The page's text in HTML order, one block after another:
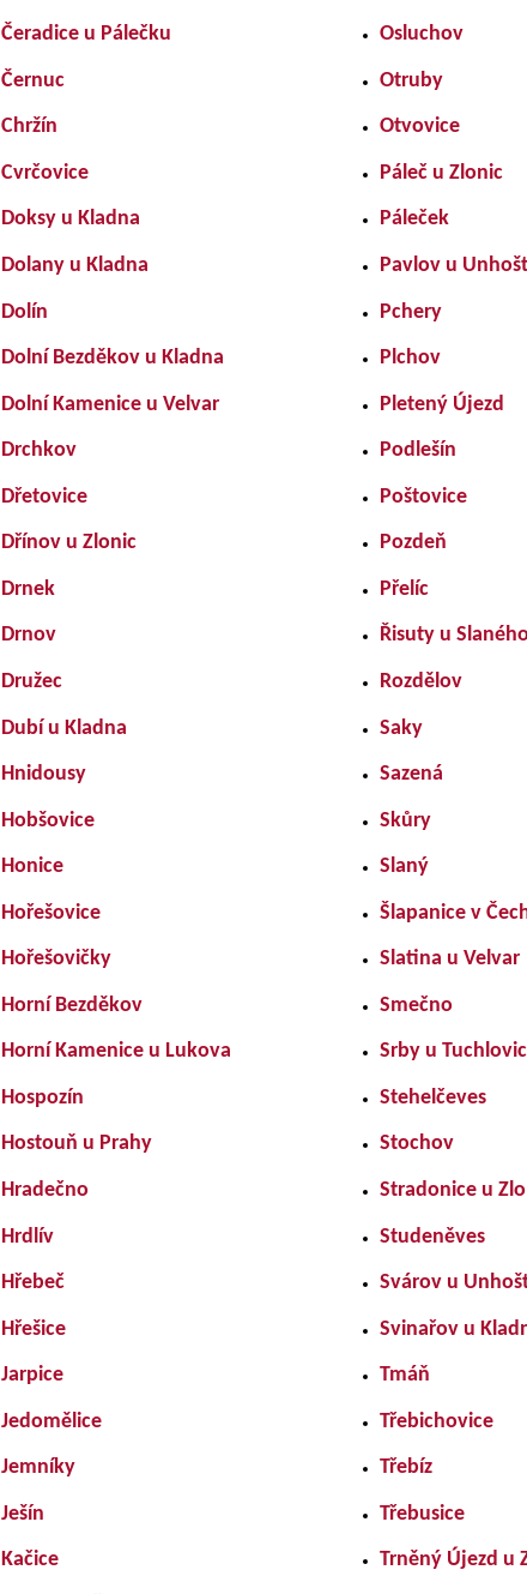
Čeradice u Pálečku
Černuc
Chržín
Cvrčovice
Doksy u Kladna
Dolany u Kladna
Dolín
Dolní Bezděkov u Kladna
Dolní Kamenice u Velvar
Drchkov
Dřetovice
Dřínov u Zlonic
Drnek
Drnov
Družec
Dubí u Kladna
Hnidousy
Hobšovice
Honice
Hořešovice
Hořešovičky
Horní Bezděkov
Horní Kamenice u Lukova
Hospozín
Hostouň u Prahy
Hradečno
Hrdlív
Hřebeč
Hřešice
Jarpice
Jedomělice
Jemníky
Ješín
Kačice
Osluchov
Otruby
Otvovice
Páleč u Zlonic
Páleček
Pavlov u
Pchery
Plchov
Pletený Újezd
Podlešín
Poštovice
Pozdeň
Přelíc
Řisuty u
Rozdělov
Saky
Sazená
Skůry
Slaný
Šlapanice v
Slatina u Velvar
Smečno
Srby u Tuchlovic
Stehelčeves
Stochov
Stradonice u
Studeněves
Svárov u
Svinařov u
Tmáň
Třebichovice
Třebíz
Třebusice
Trněný Újezd u